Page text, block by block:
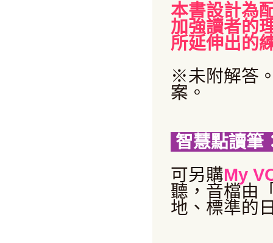
本書設計為
加強讀者的
所延伸出的
※未附解答
案。
智慧點讀筆
可另購My
聽，音檔由
地、標準的